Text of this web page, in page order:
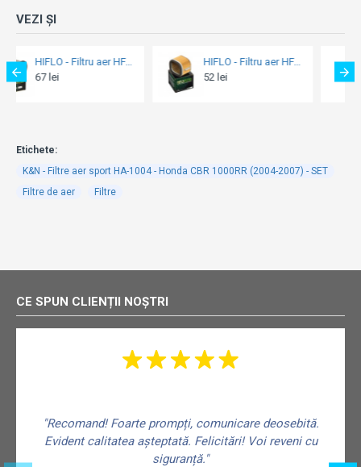
VEZI ȘI
HIFLO - Filtru aer HFA2903
52 lei
HIFLO - Filtru aer HFA4613
64 lei
Etichete:
K&N - Filtre aer sport HA-1004 - Honda CBR 1000RR (2004-2007) - SET
Filtre de aer
Filtre
CE SPUN CLIENȚII NOȘTRI
"Recomand! Foarte prompți, comunicare deosebită.
Evident calitatea așteptată. Felicitări! Voi reveni cu
siguranță."